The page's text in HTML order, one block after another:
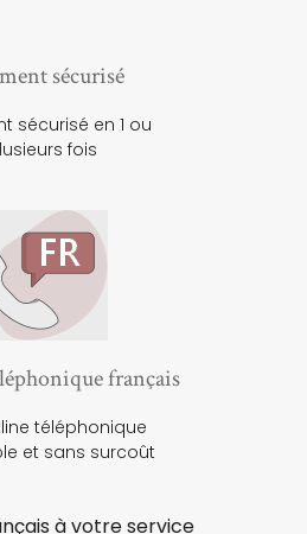
sécurisé
sécurisé en 1 ou
fois
français
téléphonique
et sans surcoût